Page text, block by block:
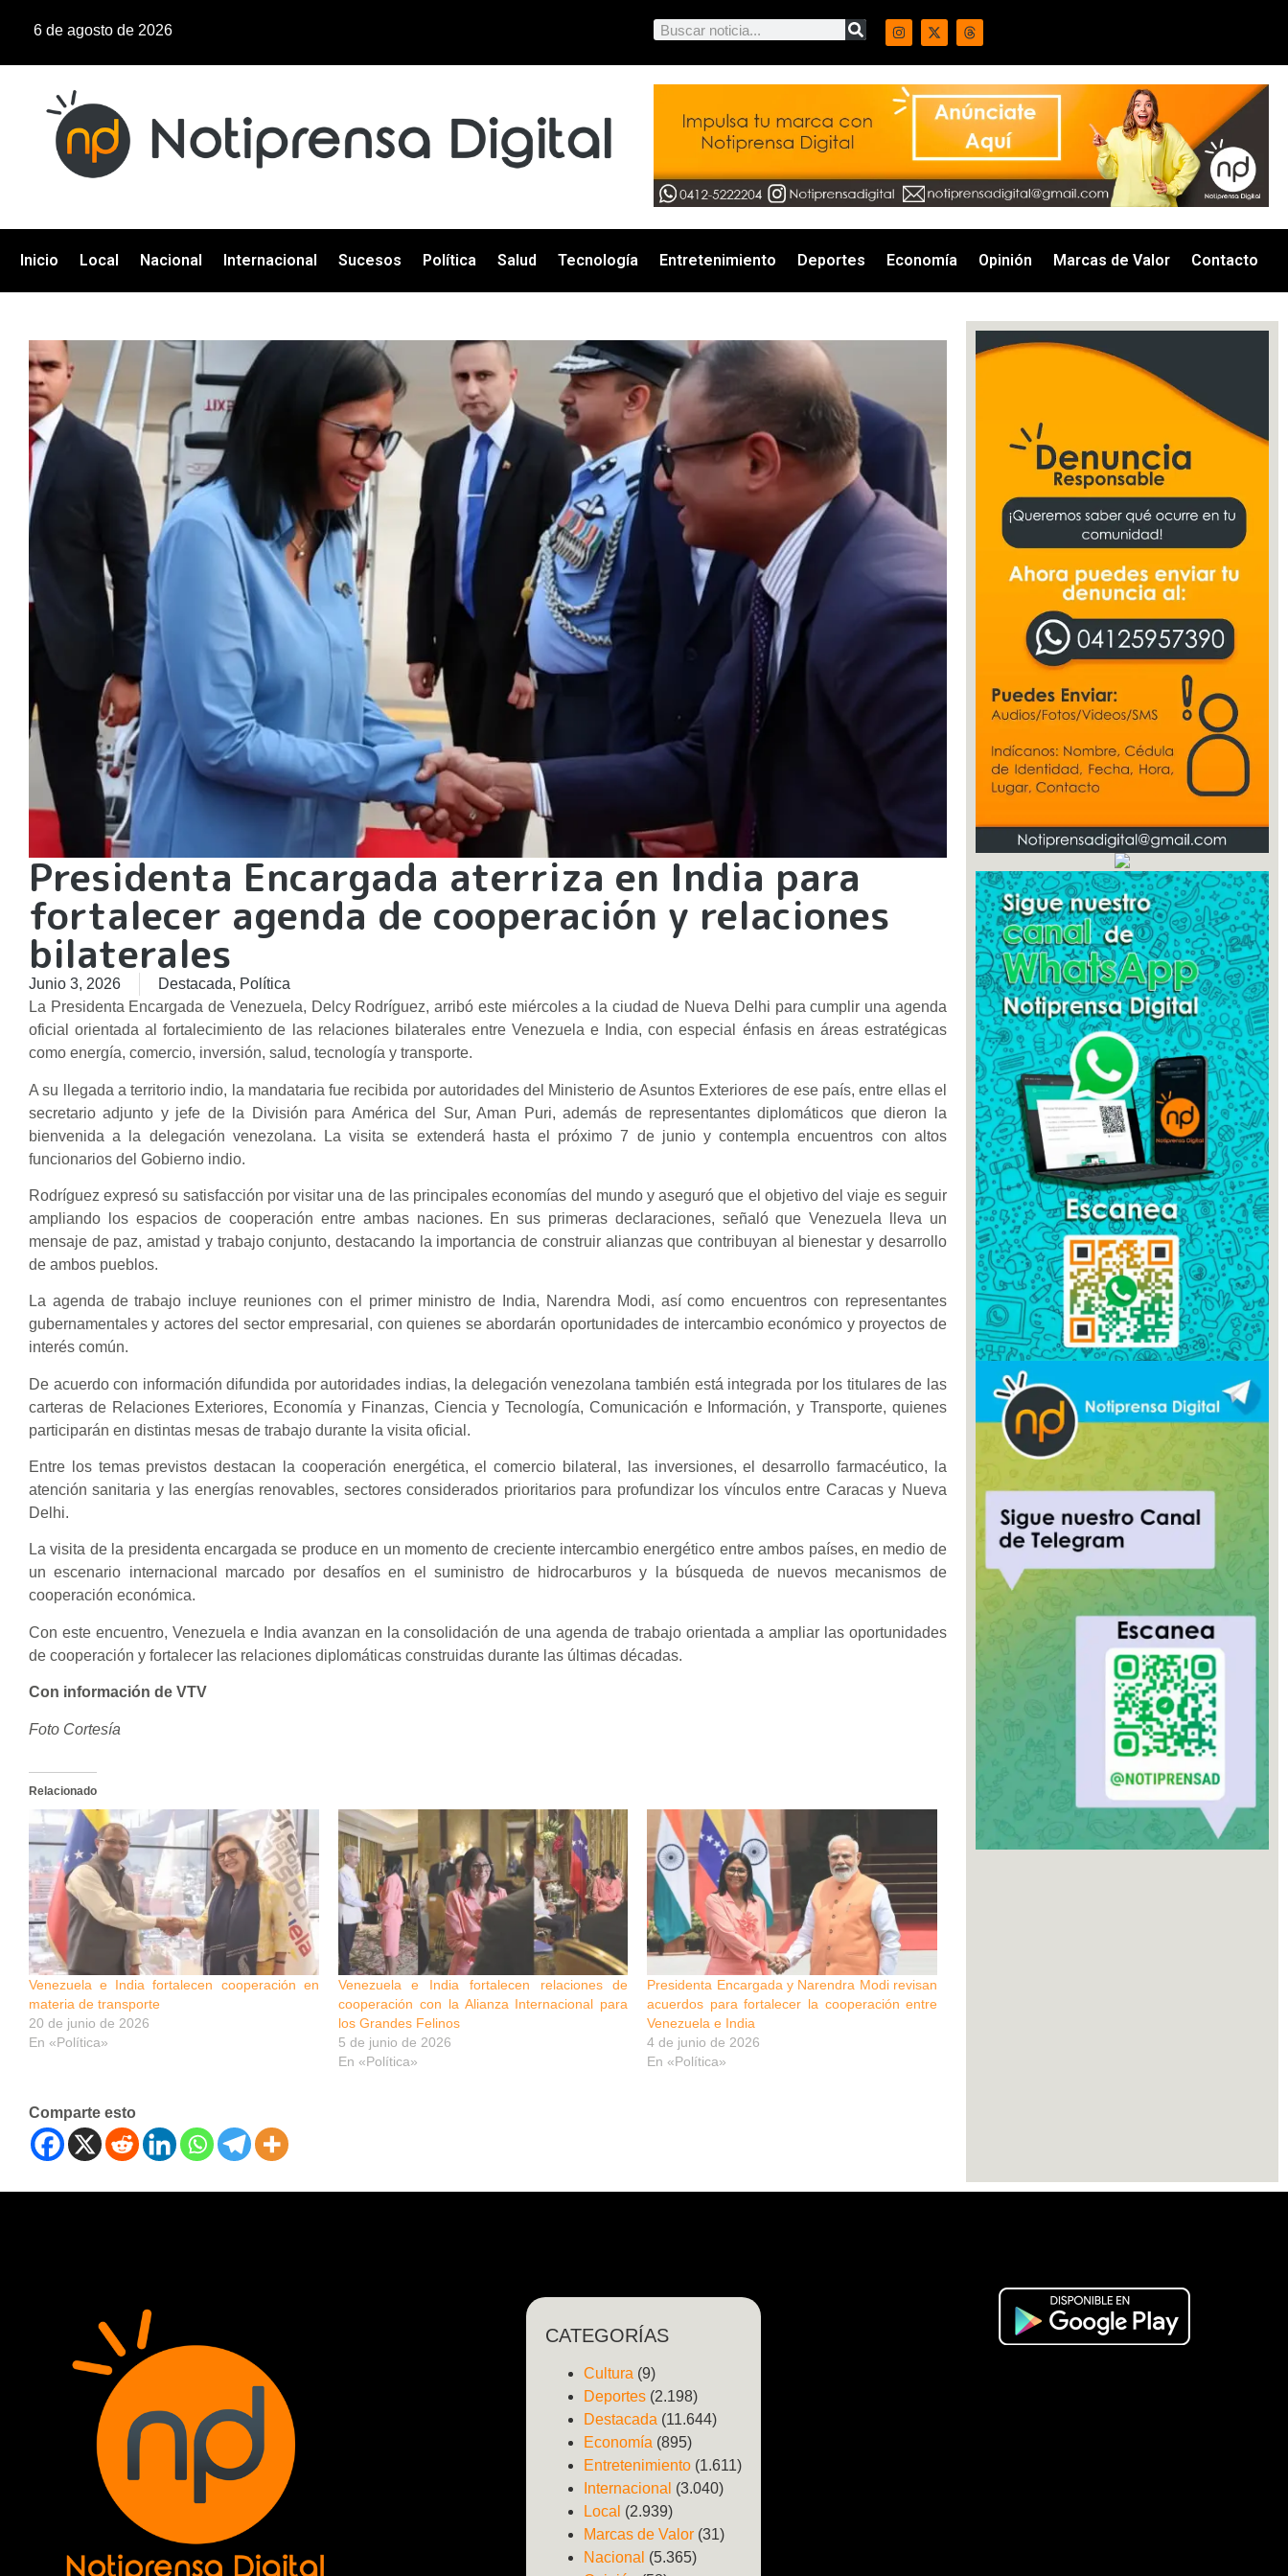
6 de agosto de 2026
Inicio Local Nacional Internacional Sucesos Política Salud Tecnología Entretenimiento Deportes Economía Opinión Marcas de Valor Contacto
Presidenta Encargada aterriza en India para
fortalecer agenda de cooperación y relaciones
bilaterales
Junio 3, 2026 Destacada, Política
La Presidenta Encargada de Venezuela, Delcy Rodríguez, arribó este miércoles a la ciudad de Nueva Delhi para cumplir una agenda
oficial orientada al fortalecimiento de las relaciones bilaterales entre Venezuela e India, con especial énfasis en áreas estratégicas
como energía, comercio, inversión, salud, tecnología y transporte.
A su llegada a territorio indio, la mandataria fue recibida por autoridades del Ministerio de Asuntos Exteriores de ese país, entre ellas el
secretario adjunto y jefe de la División para América del Sur, Aman Puri, además de representantes diplomáticos que dieron la
bienvenida a la delegación venezolana. La visita se extenderá hasta el próximo 7 de junio y contempla encuentros con altos
funcionarios del Gobierno indio.
Rodríguez expresó su satisfacción por visitar una de las principales economías del mundo y aseguró que el objetivo del viaje es seguir
ampliando los espacios de cooperación entre ambas naciones. En sus primeras declaraciones, señaló que Venezuela lleva un
mensaje de paz, amistad y trabajo conjunto, destacando la importancia de construir alianzas que contribuyan al bienestar y desarrollo
de ambos pueblos.
La agenda de trabajo incluye reuniones con el primer ministro de India, Narendra Modi, así como encuentros con representantes
gubernamentales y actores del sector empresarial, con quienes se abordarán oportunidades de intercambio económico y proyectos de
interés común.
De acuerdo con información difundida por autoridades indias, la delegación venezolana también está integrada por los titulares de las
carteras de Relaciones Exteriores, Economía y Finanzas, Ciencia y Tecnología, Comunicación e Información, y Transporte, quienes
participarán en distintas mesas de trabajo durante la visita oficial.
Entre los temas previstos destacan la cooperación energética, el comercio bilateral, las inversiones, el desarrollo farmacéutico, la
atención sanitaria y las energías renovables, sectores considerados prioritarios para profundizar los vínculos entre Caracas y Nueva
Delhi.
La visita de la presidenta encargada se produce en un momento de creciente intercambio energético entre ambos países, en medio de
un escenario internacional marcado por desafíos en el suministro de hidrocarburos y la búsqueda de nuevos mecanismos de
cooperación económica.
Con este encuentro, Venezuela e India avanzan en la consolidación de una agenda de trabajo orientada a ampliar las oportunidades
de cooperación y fortalecer las relaciones diplomáticas construidas durante las últimas décadas.
Con información de VTV
Foto Cortesía
Relacionado
Venezuela e India fortalecen cooperación en
materia de transporte
20 de junio de 2026
En «Política»
Venezuela e India fortalecen relaciones de
cooperación con la Alianza Internacional para
los Grandes Felinos
5 de junio de 2026
En «Política»
Presidenta Encargada y Narendra Modi revisan
acuerdos para fortalecer la cooperación entre
Venezuela e India
4 de junio de 2026
En «Política»
Comparte esto
CATEGORÍAS
Cultura (9)
Deportes (2.198)
Destacada (11.644)
Economía (895)
Entretenimiento (1.611)
Internacional (3.040)
Local (2.939)
Marcas de Valor (31)
Nacional (5.365)